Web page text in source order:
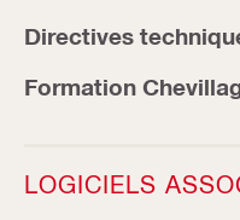
Directives
Formation
LOGICIELS